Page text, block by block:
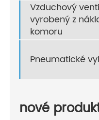
Vzduchový
vyrobený z
komoru
Pneumatické
nové